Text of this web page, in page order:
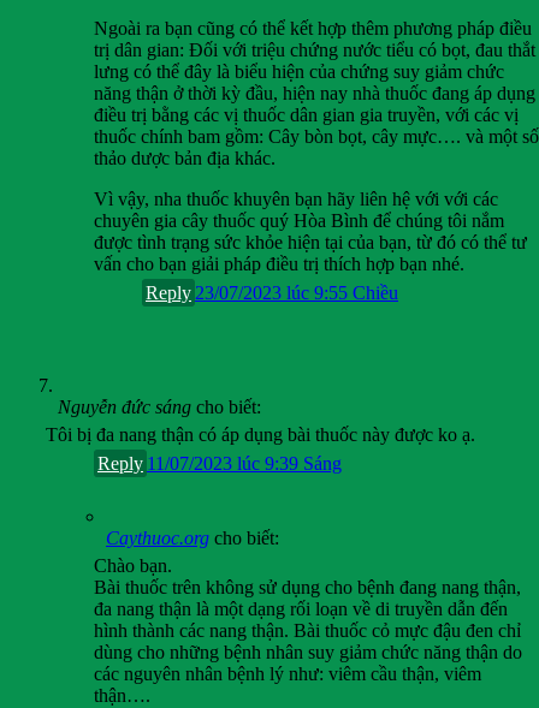
Ngoài ra bạn cũng có thể kết hợp thêm phương pháp điều
trị dân gian: Đối với triệu chứng nước tiểu có bọt, đau thắt
lưng có thể đây là biểu hiện của chứng suy giảm chức
năng thận ở thời kỳ đầu, hiện nay nhà thuốc đang áp dụng
điều trị bằng các vị thuốc dân gian gia truyền, với các vị
thuốc chính bam gồm: Cây bòn bọt, cây mực…. và một số
thảo dược bản địa khác.
Vì vậy, nha thuốc khuyên bạn hãy liên hệ với với các
chuyên gia cây thuốc quý Hòa Bình để chúng tôi nắm
được tình trạng sức khỏe hiện tại của bạn, từ đó có thể tư
vấn cho bạn giải pháp điều trị thích hợp bạn nhé.
23/07/2023 lúc 9:55 Chiều
Reply
Nguyễn đức sáng cho biết:
Tôi bị đa nang thận có áp dụng bài thuốc này được ko ạ.
11/07/2023 lúc 9:39 Sáng
Reply
Caythuoc.org cho biết:
Chào bạn.
Bài thuốc trên không sử dụng cho bệnh đang nang thận,
đa nang thận là một dạng rối loạn về di truyền dẫn đến
hình thành các nang thận. Bài thuốc cỏ mực đậu đen chỉ
dùng cho những bệnh nhân suy giảm chức năng thận do
các nguyên nhân bệnh lý như: viêm cầu thận, viêm
thận….